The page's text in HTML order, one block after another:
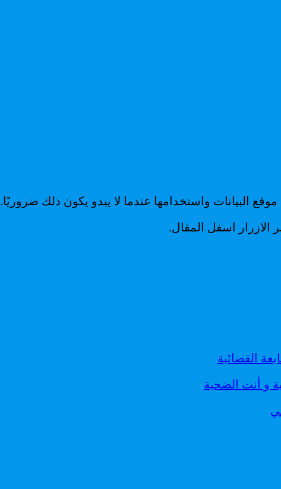
البيانات واستخدامها عندما لا يبدو يكون ذلك ضروريًا.
الازرار اسفل المقال.
و أنت الضحية